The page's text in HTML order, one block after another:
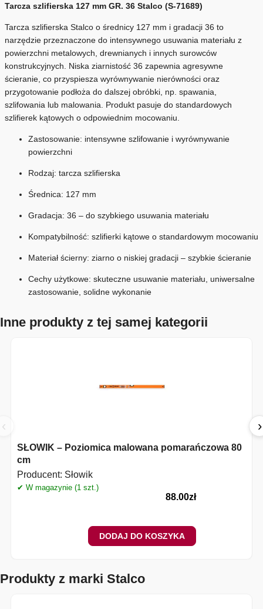
Tarcza szlifierska 127 mm GR. 36 Stalco (S-71689)
Tarcza szlifierska Stalco o średnicy 127 mm i gradacji 36 to
narzędzie przeznaczone do intensywnego usuwania materiału z
powierzchni metalowych, drewnianych i innych surowców
konstrukcyjnych. Niska ziarnistość 36 zapewnia agresywne
ścieranie, co przyspiesza wyrównywanie nierówności oraz
przygotowanie podłoża do dalszej obróbki, np. spawania,
szlifowania lub malowania. Produkt pasuje do standardowych
szlifierek kątowych o odpowiednim mocowaniu.
Zastosowanie: intensywne szlifowanie i wyrównywanie
powierzchni
Rodzaj: tarcza szlifierska
Średnica: 127 mm
Gradacja: 36 – do szybkiego usuwania materiału
Kompatybilność: szlifierki kątowe o standardowym mocowaniu
Materiał ścierny: ziarno o niskiej gradacji – szybkie ścieranie
Cechy użytkowe: skuteczne usuwanie materiału, uniwersalne
zastosowanie, solidne wykonanie
Inne produkty z tej samej kategorii
‹
SŁOWIK – Poziomica malowana pomarańczowa 80
cm
Producent: Słowik
✔ W magazynie (1 szt.)
88.00zł
DODAJ DO KOSZYKA
›
Produkty z marki Stalco